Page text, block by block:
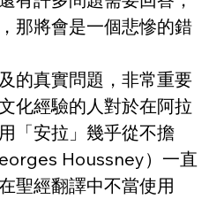
那將會是一個悲慘的錯
的真實問題，非常重要
化經驗的人對於在阿拉
「安拉」幾乎從不擔
Houssney）一直
聖經翻譯中不當使用